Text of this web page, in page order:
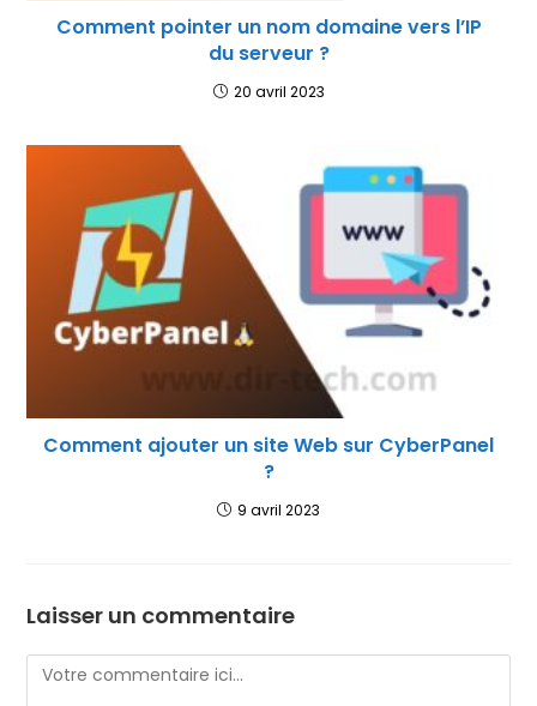
Comment pointer un nom domaine vers l’IP
du serveur ?
20 avril 2023
Comment ajouter un site Web sur CyberPanel
?
9 avril 2023
Laisser un commentaire
Comment